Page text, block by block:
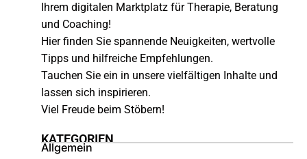
Ihrem digitalen Marktplatz für Therapie, Beratung
und Coaching!
Hier finden Sie spannende Neuigkeiten, wertvolle
Tipps und hilfreiche Empfehlungen.
Tauchen Sie ein in unsere vielfältigen Inhalte und
lassen sich inspirieren.
Viel Freude beim Stöbern!
KATEGORIEN
Allgemein